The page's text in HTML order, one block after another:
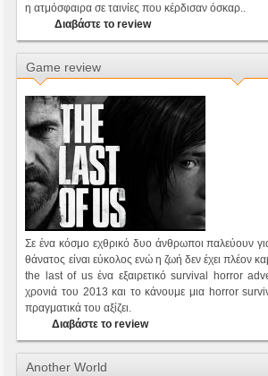
η ατμόσφαιρα σε ταινίες που κέρδισαν όσκαρ..
Διαβάστε το review
Game review
Σε ένα κόσμο εχθρικό δυο άνθρωποι παλεύουν
θάνατος είναι εύκολος ενώ η ζωή δεν έχει πλέον
the last of us ένα εξαιρετικό survival horror
χρονιά του 2013 και το κάνουμε μια horror
πραγματικά του αξίζει.
Διαβάστε το review
Another World